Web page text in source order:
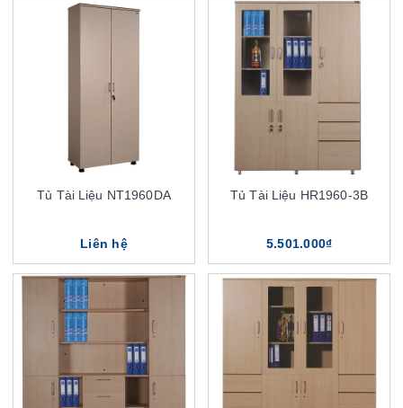
Tủ Tài Liệu NT1960DA
Liên hệ
Tủ Tài Liệu HR1960-3B
5.501.000₫